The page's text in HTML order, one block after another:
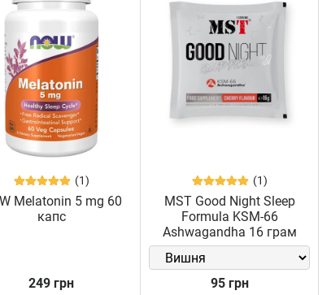
(1)
Melatonin 5 mg 60
капс
249 грн
(1)
MST Good Night Sleep
Formula KSM-66
Ashwagandha 16 грам
95 грн